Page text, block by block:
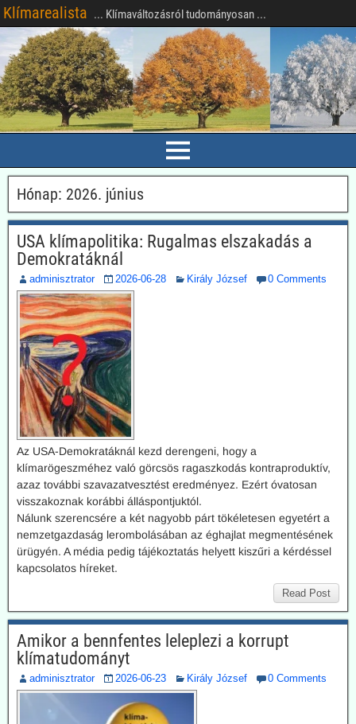
Klímarealista ... Klímaváltozásról tudományosan ...
Hónap: 2026. június
USA klímapolitika: Rugalmas elszakadás a
Demokratáknál
adminisztrator 2026-06-28 Király József 0 Comments
Az USA-Demokratáknál kezd derengeni, hogy a
klímarögeszméhez való görcsös ragaszkodás kontraproduktív,
azaz további szavazatvesztést eredményez. Ezért óvatosan
visszakoznak korábbi álláspontjuktól.
Nálunk szerencsére a két nagyobb párt tökéletesen egyetért a
nemzetgazdaság lerombolásában az éghajlat megmentésének
ürügyén. A média pedig tájékoztatás helyett kiszűri a kérdéssel
kapcsolatos híreket.
Read Post
Amikor a bennfentes leleplezi a korrupt
klímatudományt
adminisztrator 2026-06-23 Király József 0 Comments